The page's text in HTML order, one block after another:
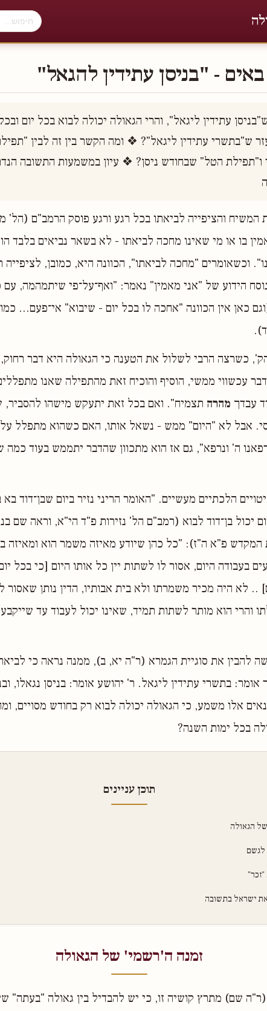
- "בניסן עתידין להגאל"
המשיח והציפייה לביאתו בכל רגע ורגע פוסק הרמב"ם (הל'
בו או מי שאינו מחכה לביאתו - לא בשאר נביאים בלבד
וכשאומרים "מחכה לביאתו", הכוונה היא, כמובן, לציפייה
הידוע של "אני מאמין" נאמר: "ואף־על־פי שיתמהמה,
כאן אין הכוונה "אחכה לו בכל יום - שיבוא" אי־פעם...
כשרצה הרבי לשלול את הטענה כי הגאולה היא דבר
עכשווי ממשי, הוסיף והוכיח זאת מהתפילה שאנו
עבדך מהרה תצמיח". ואם בכל זאת יתעקש מישהו להסביר,
אבל לא "היום" ממש - נשאל אותו, האם כשהוא מתפלל על
ה' ונרפא", גם אז הוא מתכוון שהדבר יתממש בעוד כמה
הלכתיים מעשיים. "האומר הריני נזיר ביום שבן־דוד בא
יכול בן־דוד לבוא (רמב"ם הל' נזירות פ"ד הי"א, וראה שם
פ"א ה"ז): "כל כהן שיודע מאיזה משמר הוא ומאיזה
בעבודה היום, אסור לו לשתות יין כל אותו היום [כי בכל
.. לא היה מכיר משמרתו ולא בית אבותיו, הדין נותן שאסור
והרי הוא מותר לשתות תמיד, שאינו יכול לעבוד עד
להבין את סוגיית הגמרא (ר"ה יא, ב), ממנה נראה כי
אומר: בתשרי עתידין ליגאל. ר' יהושע אומר: בניסן נגאלו,
אלו משמע, כי הגאולה יכולה לבוא רק בחודש מסויים,
בכל ימות השנה?
תוכן עניינים
הגאולה
לגשם
ישראל בתשובה
זמנה ה'רשמי' של הגאולה
שם) מתרץ קושיה זו, כי יש להבדיל בין גאולה "בעתה"